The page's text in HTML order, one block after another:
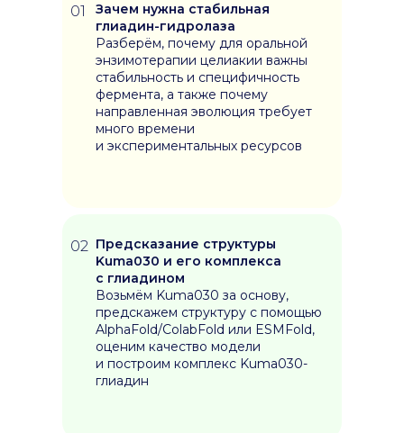
Зачем нужна стабильная
глиадин-гидролаза
Разберём, почему для оральной
энзимотерапии целиакии важны
стабильность и специфичность
фермента, а также почему
направленная эволюция требует
много времени
и экспериментальных ресурсов
Предсказание структуры
Kuma030 и его комплекса
с глиадином
Возьмём Kuma030 за основу,
предскажем структуру с помощью
AlphaFold/ColabFold или ESMFold,
оценим качество модели
и построим комплекс Kuma030-
глиадин
01
02